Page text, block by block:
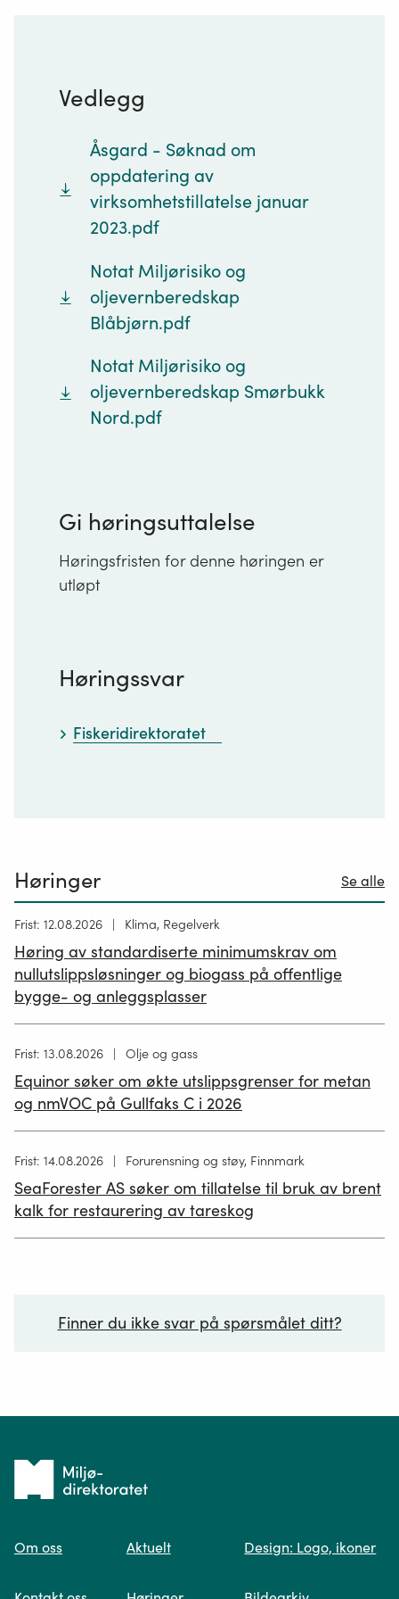
Vedlegg
Åsgard - Søknad om
oppdatering av
virksomhetstillatelse januar
2023.pdf
Notat Miljørisiko og
oljevernberedskap
Blåbjørn.pdf
Notat Miljørisiko og
oljevernberedskap Smørbukk
Nord.pdf
Gi høringsuttalelse
Høringsfristen for denne høringen er
utløpt
Høringssvar
Fiskeridirektoratet
Høringer Se alle
Høring
publisert
12.05.2026
Frist: 12.08.2026 Klima, Regelverk
Høring av standardiserte minimumskrav om
nullutslippsløsninger og biogass på offentlige
bygge- og anleggsplasser
Høring
publisert
02.07.2026
Frist: 13.08.2026 Olje og gass
Equinor søker om økte utslippsgrenser for metan
og nmVOC på Gullfaks C i 2026
Høring
publisert
19.06.2026
Frist: 14.08.2026 Forurensning og støy, Finnmark
SeaForester AS søker om tillatelse til bruk av brent
kalk for restaurering av tareskog
Finner du ikke svar på spørsmålet ditt?
Spør oss
Tilbake
forsiden
Om oss Aktuelt Design: Logo, ikoner